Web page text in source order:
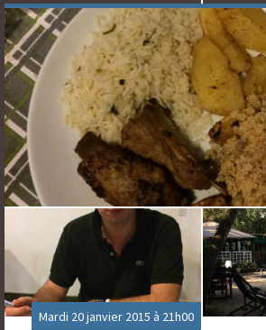
Mardi 20 janvier 2015 à 21h00